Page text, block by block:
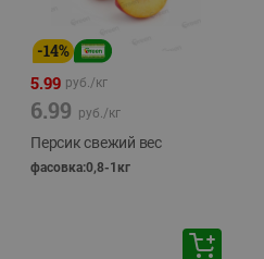
-14%
5.99 руб./кг
6.99 руб./кг
Персик свежий вес
фасовка:0,8-1кг